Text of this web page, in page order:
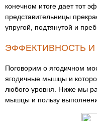
конечном итоге дает тот
представительницы
упругой, подтянутой и
ЭФФЕКТИВНОСТЬ
Поговорим о ягодичном
ягодичные мышцы и
любого уровня. Ниже мы
мышцы и пользу